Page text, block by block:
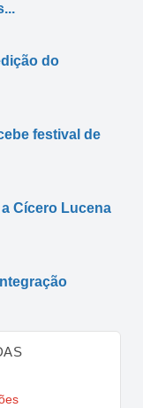
do
festival de
Cícero Lucena